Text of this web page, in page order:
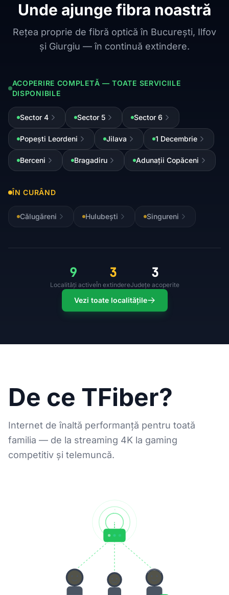
Unde ajunge fibra noastră
Rețea proprie de fibră optică în București, Ilfov
și Giurgiu — în continuă extindere.
ACOPERIRE COMPLETĂ — TOATE SERVICIILE
DISPONIBILE
Sector 4 Sector 5 Sector 6
Popești Leordeni Jilava 1 Decembrie
Berceni Bragadiru Adunații Copăceni
ÎN CURÂND
Călugăreni Hulubești Singureni
9
Localități active
3
În extindere
3
Județe acoperite
Vezi toate localitățile
De ce TFiber?
Internet de înaltă performanță pentru toată
familia — de la streaming 4K la gaming
competitiv și telemuncă.